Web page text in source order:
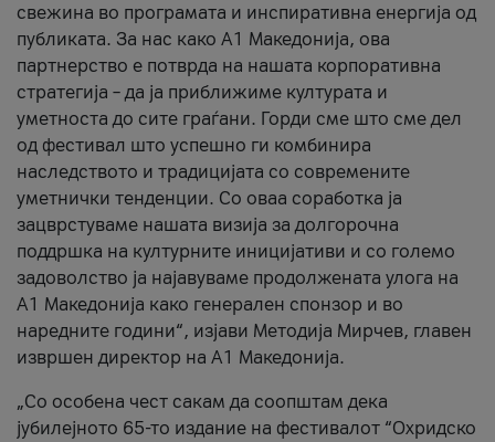
свежина во програмата и инспиративна енергија од
публиката. За нас како A1 Македонија, ова
партнерство е потврда на нашата корпоративна
стратегија – да ја приближиме културата и
уметноста до сите граѓани. Горди сме што сме дел
од фестивал што успешно ги комбинира
наследството и традицијата со современите
уметнички тенденции. Со оваа соработка ја
зацврстуваме нашата визија за долгорочна
поддршка на културните иницијативи и со големо
задоволство ја најавуваме продолжената улога на
A1 Македонија како генерален спонзор и во
наредните години“, изјави Методија Мирчев, главен
извршен директор на A1 Македонија.
„Со особена чест сакам да соопштам дека
јубилејното 65-то издание на фестивалот “Охридско